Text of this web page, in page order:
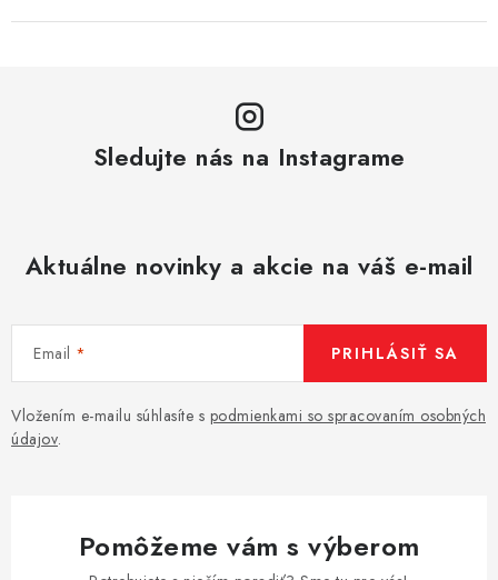
Sledujte nás na Instagrame
Aktuálne novinky a akcie na váš e-mail
Email
Vložením e-mailu súhlasíte s podmienkami so spracovaním osobných
údajov.
PRIHLÁSIŤ SA
Pomôžeme vám s výberom